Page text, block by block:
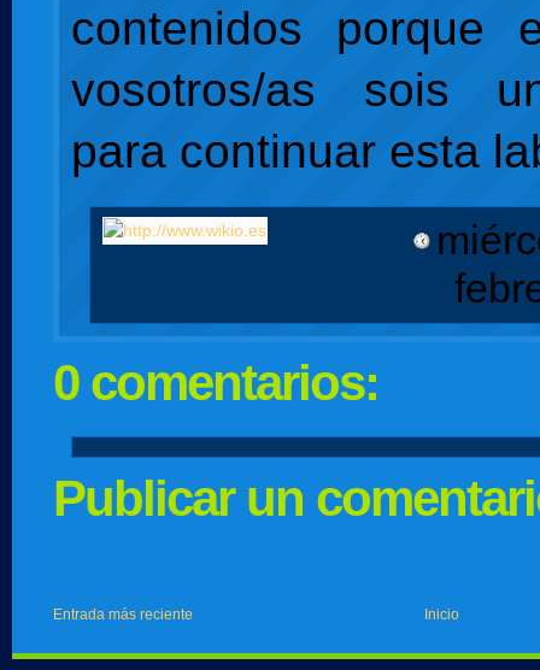
contenidos porque
vosotros/as sois
para continuar esta
0 comentarios:
Publicar un
Entrada más reciente Inicio